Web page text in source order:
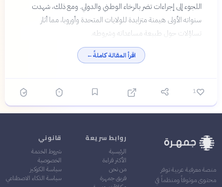
اللجوء إلى إجراءات تضر بالرخاء الوطني والدولي. ومع ذلك، شهدت
سنواته الأولى هيمنة متزايدة للولايات المتحدة وأوروبا، مما أثار
تساؤلات حول طبيعة مساعداته وشروطه.
اقرأ المقالة كاملةً←
1
منصة معرفية عربية توفر
محتوى موثوقاً ومنظماً في
روابط سريعة
الرئيسية
الأكثر قراءة
من نحن
فريق جمهرة
قانوني
شروط الخدمة
الخصوصية
سياسة الكوكيز
سياسة الذكاء الاصطناعي